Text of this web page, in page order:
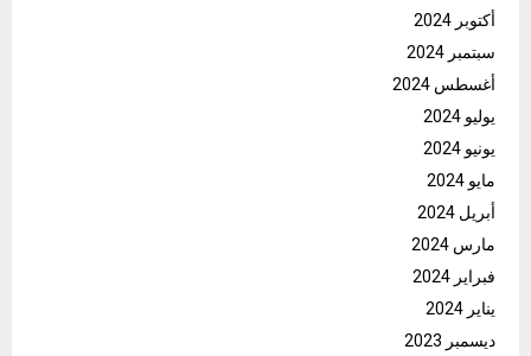
أكتوبر 2024
سبتمبر 2024
أغسطس 2024
يوليو 2024
يونيو 2024
مايو 2024
أبريل 2024
مارس 2024
فبراير 2024
يناير 2024
ديسمبر 2023